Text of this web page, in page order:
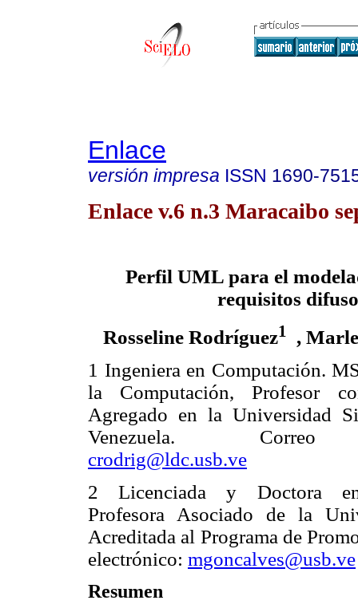
Enlace
versión impresa ISSN 1690-
Enlace v.6 n.3 Maracaibo
Perfil UML para el
requisitos
Rosseline Rodríguez1
,
1 Ingeniera en Computación.
la Computación, Profesor
Agregado en la Universidad
Venezuela. Correo
crodrig@ldc.usb.ve
2 Licenciada y Doctora en
Profesora Asociado de la
Acreditada al Programa de
electrónico: mgoncalves@usb.ve
Resumen